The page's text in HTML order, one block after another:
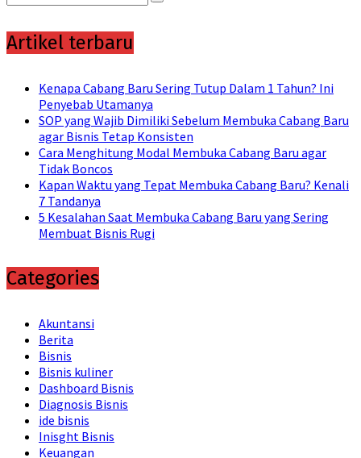
for:
Search
Artikel terbaru
Kenapa Cabang Baru Sering Tutup Dalam 1 Tahun? Ini
Penyebab Utamanya
SOP yang Wajib Dimiliki Sebelum Membuka Cabang Baru
agar Bisnis Tetap Konsisten
Cara Menghitung Modal Membuka Cabang Baru agar
Tidak Boncos
Kapan Waktu yang Tepat Membuka Cabang Baru? Kenali
7 Tandanya
5 Kesalahan Saat Membuka Cabang Baru yang Sering
Membuat Bisnis Rugi
Categories
Akuntansi
Berita
Bisnis
Bisnis kuliner
Dashboard Bisnis
Diagnosis Bisnis
ide bisnis
Inisght Bisnis
Keuangan